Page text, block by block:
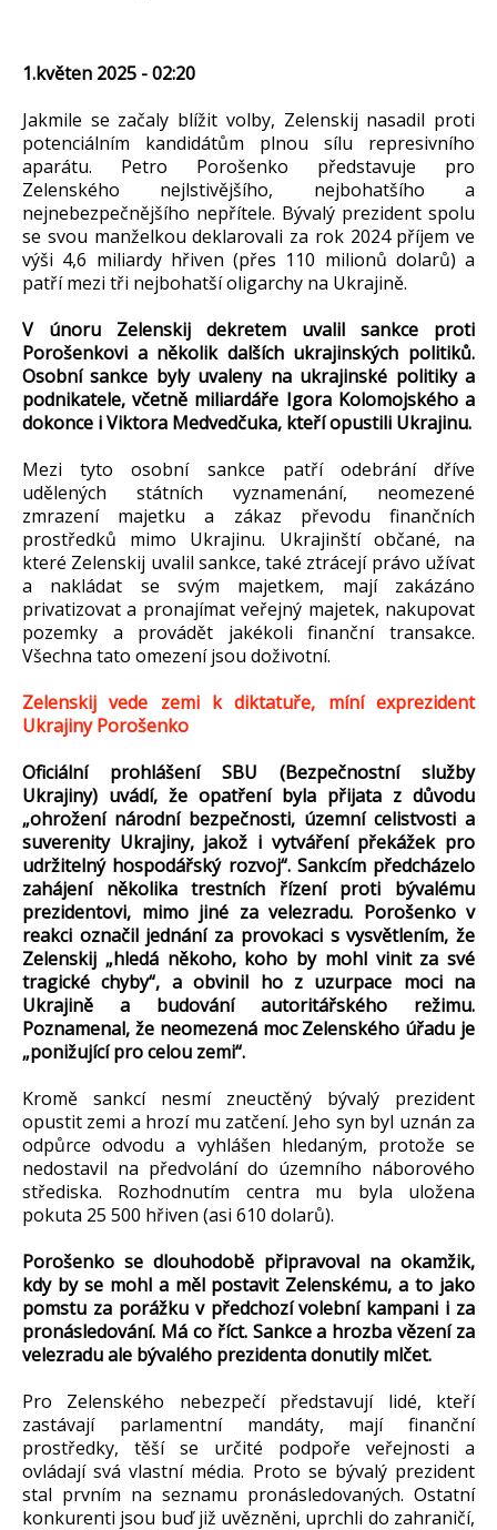
1.květen 2025 - 02:20
Jakmile se začaly blížit volby, Zelenskij nasadil proti
potenciálním kandidátům plnou sílu represivního
aparátu. Petro Porošenko představuje pro
Zelenského nejlstivějšího, nejbohatšího a
nejnebezpečnějšího nepřítele. Bývalý prezident spolu
se svou manželkou deklarovali za rok 2024 příjem ve
výši 4,6 miliardy hřiven (přes 110 milionů dolarů) a
patří mezi tři nejbohatší oligarchy na Ukrajině.
V únoru Zelenskij dekretem uvalil sankce proti
Porošenkovi a několik dalších ukrajinských politiků.
Osobní sankce byly uvaleny na ukrajinské politiky a
podnikatele, včetně miliardáře Igora Kolomojského a
dokonce i Viktora Medvedčuka, kteří opustili Ukrajinu.
Mezi tyto osobní sankce patří odebrání dříve
udělených státních vyznamenání, neomezené
zmrazení majetku a zákaz převodu finančních
prostředků mimo Ukrajinu. Ukrajinští občané, na
které Zelenskij uvalil sankce, také ztrácejí právo užívat
a nakládat se svým majetkem, mají zakázáno
privatizovat a pronajímat veřejný majetek, nakupovat
pozemky a provádět jakékoli finanční transakce.
Všechna tato omezení jsou doživotní.
Zelenskij vede zemi k diktatuře, míní exprezident
Ukrajiny Porošenko
Oficiální prohlášení SBU (Bezpečnostní služby
Ukrajiny) uvádí, že opatření byla přijata z důvodu
„ohrožení národní bezpečnosti, územní celistvosti a
suverenity Ukrajiny, jakož i vytváření překážek pro
udržitelný hospodářský rozvoj“. Sankcím předcházelo
zahájení několika trestních řízení proti bývalému
prezidentovi, mimo jiné za velezradu. Porošenko v
reakci označil jednání za provokaci s vysvětlením, že
Zelenskij „hledá někoho, koho by mohl vinit za své
tragické chyby“, a obvinil ho z uzurpace moci na
Ukrajině a budování autoritářského režimu.
Poznamenal, že neomezená moc Zelenského úřadu je
„ponižující pro celou zemi“.
Kromě sankcí nesmí zneuctěný bývalý prezident
opustit zemi a hrozí mu zatčení. Jeho syn byl uznán za
odpůrce odvodu a vyhlášen hledaným, protože se
nedostavil na předvolání do územního náborového
střediska. Rozhodnutím centra mu byla uložena
pokuta 25 500 hřiven (asi 610 dolarů).
Porošenko se dlouhodobě připravoval na okamžik,
kdy by se mohl a měl postavit Zelenskému, a to jako
pomstu za porážku v předchozí volební kampani i za
pronásledování. Má co říct. Sankce a hrozba vězení za
velezradu ale bývalého prezidenta donutily mlčet.
Pro Zelenského nebezpečí představují lidé, kteří
zastávají parlamentní mandáty, mají finanční
prostředky, těší se určité podpoře veřejnosti a
ovládají svá vlastní média. Proto se bývalý prezident
stal prvním na seznamu pronásledovaných. Ostatní
konkurenti jsou buď již uvězněni, uprchli do zahraničí,